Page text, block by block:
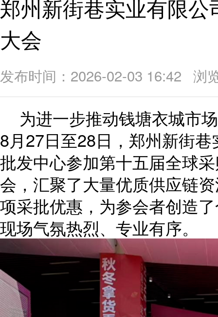
郑州新街巷实业有限
大会
发布时间：2026-02-03 16:42 浏
为进一步推动钱塘衣城市
8月27日至28日，郑州新街
批发中心参加第十五届全球
会，汇聚了大量优质供应链
项采批优惠，为参会者创造
现场气氛热烈、专业有序。